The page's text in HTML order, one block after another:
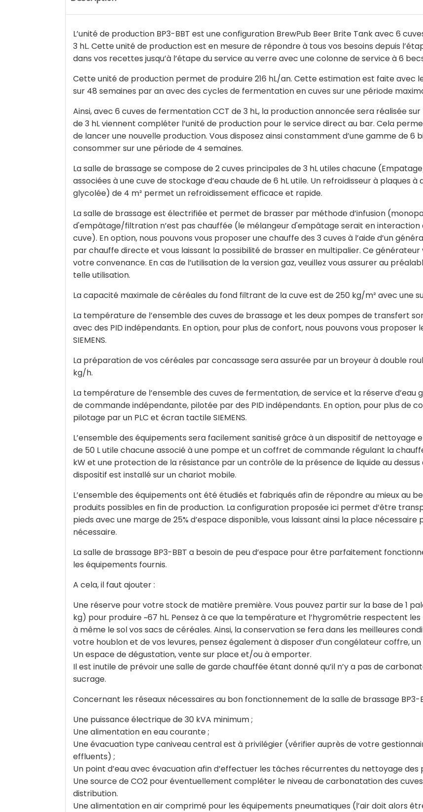
L’unité de production BP3-BBT est une configuration BrewPub Beer Brite Tank avec 6
3 hL. Cette unité de production est en mesure de répondre à tous vos besoins depuis
dans vos recettes jusqu’à l’étape du service au verre avec une colonne de service à 6
Cette unité de production permet de produire 216 hL/an. Cette estimation est faite avec
sur 48 semaines par an avec des cycles de fermentation en cuves sur une période
Ainsi, avec 6 cuves de fermentation CCT de 3 hL, la production annoncée sera réalisée
de 3 hL viennent compléter l’unité de production pour le service direct au bar. Cela
de lancer une nouvelle production. Vous disposez ainsi constamment d’une gamme de 6
consommer sur une période de 4 semaines.
La salle de brassage se compose de 2 cuves principales de 3 hL utiles chacune
associées à une cuve de stockage d’eau chaude de 6 hL utile. Un refroidisseur à plaques
glycolée) de 4 m² permet un refroidissement efficace et rapide.
La salle de brassage est électrifiée et permet de brasser par méthode d’infusion
d'empâtage/filtration n’est pas chauffée (le mélangeur d'empâtage serait en interaction
cuve). En option, nous pouvons vous proposer une chauffe des 3 cuves à l’aide d’un
par chauffe directe et vous laissant la possibilité de brasser en multipalier. Ce
votre convenance. En cas de l’utilisation de la version gaz, veuillez vous assurer au
telle utilisation.
La capacité maximale de céréales du fond filtrant de la cuve est de 250 kg/m² avec une
La température de l’ensemble des cuves de brassage et les deux pompes de transfert
avec des PID indépendants. En option, pour plus de confort, nous pouvons vous
SIEMENS.
La préparation de vos céréales par concassage sera assurée par un broyeur à double
kg/h.
La température de l’ensemble des cuves de fermentation, de service et la réserve
de commande indépendante, pilotée par des PID indépendants. En option, pour plus de
pilotage par un PLC et écran tactile SIEMENS.
L’ensemble des équipements sera facilement sanitisé grâce à un dispositif de nettoyage
de 50 L utile chacune associé à une pompe et un coffret de commande régulant la
kW et une protection de la résistance par un contrôle de la présence de liquide au dessus
dispositif est installé sur un chariot mobile.
L’ensemble des équipements ont été étudiés et fabriqués afin de répondre au mieux au
produits possibles en fin de production. La configuration proposée ici permet d’être
pieds avec une marge de 25% d’espace disponible, vous laissant ainsi la place
nécessaire.
La salle de brassage BP3-BBT a besoin de peu d’espace pour être parfaitement
les équipements fournis.
A cela, il faut ajouter :
Une réserve pour votre stock de matière première. Vous pouvez partir sur la base de 1
kg) pour produire ~67 hL. Pensez à ce que la température et l’hygrométrie respectent
à même le sol vos sacs de céréales. Ainsi, la conservation se fera dans les meilleures
votre houblon et de vos levures, pensez également à disposer d’un congélateur coffre,
Un espace de dégustation, vente sur place et/ou à emporter.
Il est inutile de prévoir une salle de garde chauffée étant donné qu’il n’y a pas de
sucrage.
Concernant les réseaux nécessaires au bon fonctionnement de la salle de brassage BP3-
Une puissance électrique de 30 kVA minimum ;
Une alimentation en eau courante ;
Une évacuation type caniveau central est à privilégier (vérifier auprès de votre
effluents) ;
Un point d’eau avec évacuation afin d’effectuer les tâches récurrentes du nettoyage des
Une source de CO2 pour éventuellement compléter le niveau de carbonatation des
distribution.
Une alimentation en air comprimé pour les équipements pneumatiques (l’air doit alors